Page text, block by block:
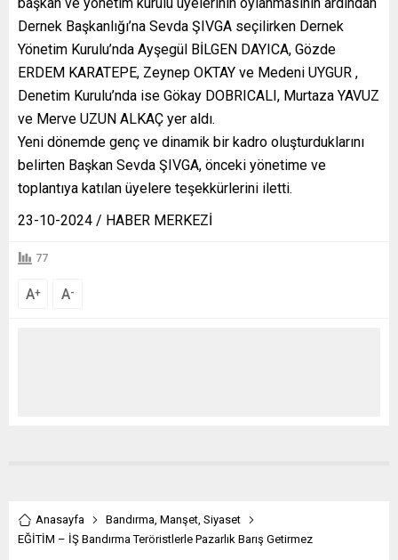
Dernek Başkanlığı’na Sevda ŞIVGA seçilirken Dernek
Yönetim Kurulu’nda Ayşegül BİLGEN DAYICA, Gözde
ERDEM KARATEPE, Zeynep OKTAY ve Medeni UYGUR ,
Denetim Kurulu’nda ise Gökay DOBRICALI, Murtaza YAVUZ
ve Merve UZUN ALKAÇ yer aldı.
Yeni dönemde genç ve dinamik bir kadro oluşturduklarını
belirten Başkan Sevda ŞIVGA, önceki yönetime ve
toplantıya katılan üyelere teşekkürlerini iletti.
23-10-2024 / HABER MERKEZİ
77
A+ A-
Anasayfa Bandırma Manşet Siyaset
EĞİTİM – İŞ Bandırma Teröristlerle Pazarlık Barış Getirmez